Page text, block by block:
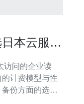
本云服务
访问的企业读
计费模型与性
份方面的选择